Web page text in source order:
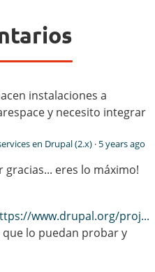
instalaciones a
y necesito integrar
en Drupal (2.x) · 5 years ago
gracias... eres lo máximo!
www.drupal.org/proj...
lo puedan probar y